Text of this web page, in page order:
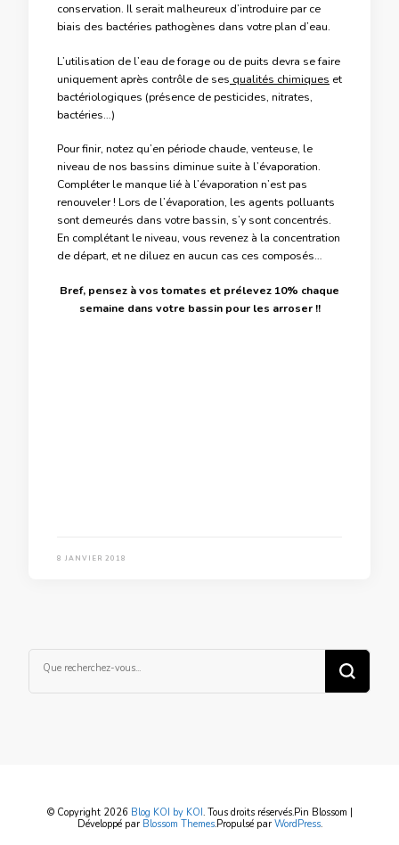
conservation. Il serait malheureux d’introduire par ce
biais des bactéries pathogènes dans votre plan d’eau.
L’utilisation de l’eau de forage ou de puits devra se faire
uniquement après contrôle de ses qualités chimiques et
bactériologiques (présence de pesticides, nitrates,
bactéries…)
Pour finir, notez qu’en période chaude, venteuse, le
niveau de nos bassins diminue suite à l’évaporation.
Compléter le manque lié à l’évaporation n’est pas
renouveler ! Lors de l’évaporation, les agents polluants
sont demeurés dans votre bassin, s’y sont concentrés.
En complétant le niveau, vous revenez à la concentration
de départ, et ne diluez en aucun cas ces composés…
Bref, pensez à vos tomates et prélevez 10% chaque
semaine dans votre bassin pour les arroser !!
8 JANVIER 2018
recherchiez
quelque
© Copyright 2026 Blog KOI by KOI. Tous droits réservés.Pin Blossom |
Développé par Blossom Themes.Propulsé par WordPress.